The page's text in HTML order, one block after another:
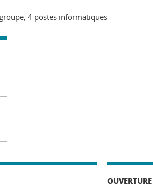
4 postes informatiques
OUVERTURE